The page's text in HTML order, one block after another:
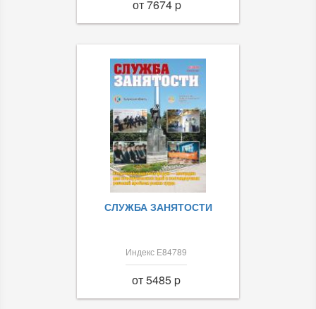
от 7674 p
СЛУЖБА ЗАНЯТОСТИ
Индекс Е84789
от 5485 p